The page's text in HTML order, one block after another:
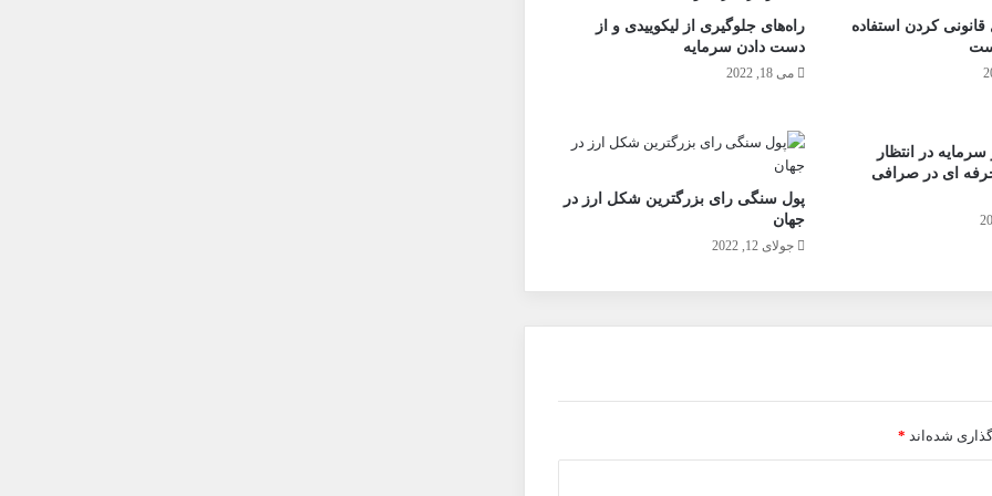
قانونی کردن استفاده
راه‌های جلوگیری از لیکوییدی و از
دست دادن سرمایه
می 18, 2022
در انتظار
ای در صرافی
پول سنگی رای بزرگترین شکل ارز در
جهان
جولای 12, 2022
شده‌اند *